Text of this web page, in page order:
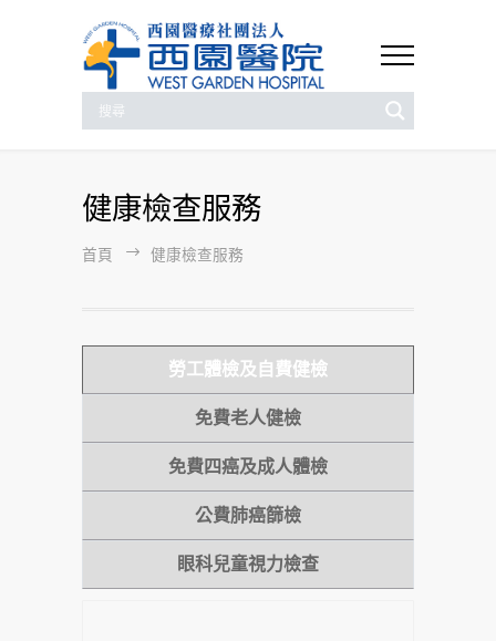
健康檢查服務
首頁 健康檢查服務
勞工體檢及自費健檢
免費老人健檢
免費四癌及成人體檢
公費肺癌篩檢
眼科兒童視力檢查